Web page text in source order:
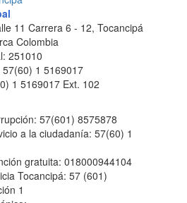
11 Carrera 6 - 12, Tocancipá
Colombia
251010
1 5169017
1 5169017 Ext. 102
57(601) 8575878
a la ciudadanía: 57(60) 1
gratuita: 018000944104
Tocancipá: 57 (601)
1